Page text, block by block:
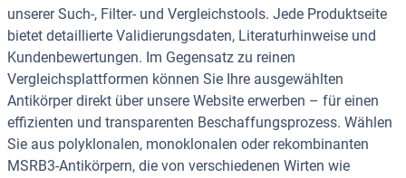
unserer Such-, Filter- und Vergleichstools. Jede Produktseite
bietet detaillierte Validierungsdaten, Literaturhinweise und
Kundenbewertungen. Im Gegensatz zu reinen
Vergleichsplattformen können Sie Ihre ausgewählten
Antikörper direkt über unsere Website erwerben – für einen
effizienten und transparenten Beschaffungsprozess. Wählen
Sie aus polyklonalen, monoklonalen oder rekombinanten
MSRB3-Antikörpern, die von verschiedenen Wirten wie